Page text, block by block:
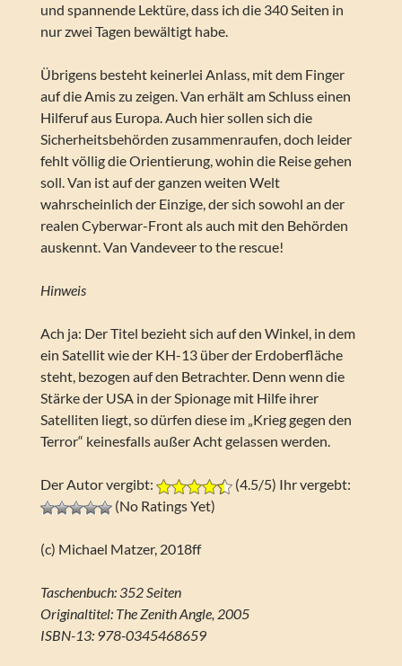
und spannende Lektüre, dass ich die 340 Seiten in
nur zwei Tagen bewältigt habe.
Übrigens besteht keinerlei Anlass, mit dem Finger
auf die Amis zu zeigen. Van erhält am Schluss einen
Hilferuf aus Europa. Auch hier sollen sich die
Sicherheitsbehörden zusammenraufen, doch leider
fehlt völlig die Orientierung, wohin die Reise gehen
soll. Van ist auf der ganzen weiten Welt
wahrscheinlich der Einzige, der sich sowohl an der
realen Cyberwar-Front als auch mit den Behörden
auskennt. Van Vandeveer to the rescue!
Hinweis
Ach ja: Der Titel bezieht sich auf den Winkel, in dem
ein Satellit wie der KH-13 über der Erdoberfläche
steht, bezogen auf den Betrachter. Denn wenn die
Stärke der USA in der Spionage mit Hilfe ihrer
Satelliten liegt, so dürfen diese im „Krieg gegen den
Terror“ keinesfalls außer Acht gelassen werden.
Der Autor vergibt:
(4.5/5) Ihr vergebt:
(No Ratings Yet)
(c) Michael Matzer, 2018ff
Taschenbuch: 352 Seiten
Originaltitel: The Zenith Angle, 2005
ISBN-13: 978-0345468659